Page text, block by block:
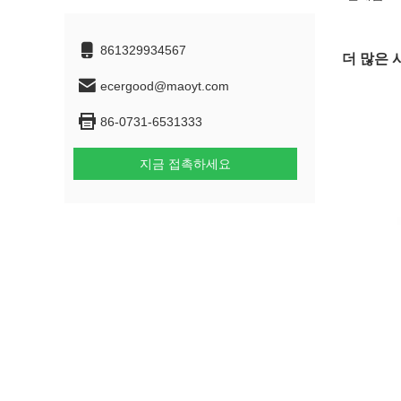
861329934567
ecergood@maoyt.com
86-0731-6531333
지금 접촉하세요
더 많은